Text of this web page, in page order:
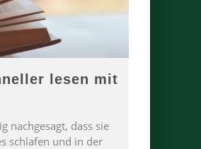
lesen mit
nachgesagt, dass sie
schlafen und in der